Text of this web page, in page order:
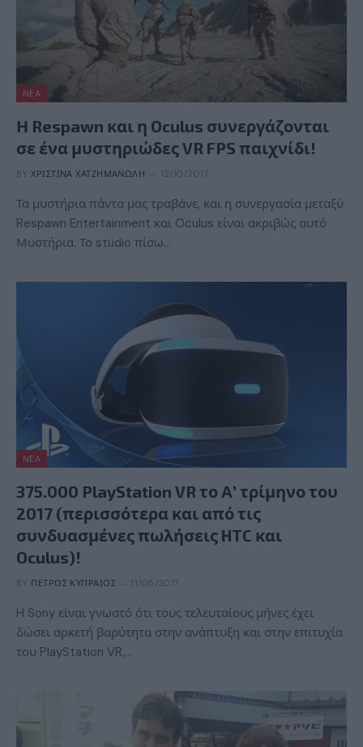
ΝΈΑ
Η Respawn και η Oculus συνεργάζονται
σε ένα μυστηριώδες VR FPS παιχνίδι!
BY ΧΡΙΣΤΊΝΑ ΧΑΤΖΗΜΑΝΏΛΗ 12/10/2017
Τα μυστήρια πάντα μας τραβάνε, και η συνεργασία μεταξύ
Respawn Entertainment και Oculus είναι ακριβώς αυτό·
Μυστήρια. Το studio πίσω…
ΝΈΑ
375.000 PlayStation VR το Α’ τρίμηνο του
2017 (περισσότερα και από τις
συνδυασμένες πωλήσεις HTC και
Oculus)!
BY ΠΈΤΡΟΣ ΚΥΠΡΑΊΟΣ 11/05/2017
H Sony είναι γνωστό ότι τους τελευταίους μήνες έχει
δώσει αρκετή βαρύτητα στην ανάπτυξη και στην επιτυχία
του PlayStation VR,…